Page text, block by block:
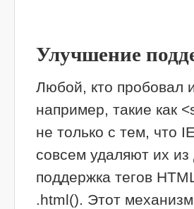
Улучшение
Любой, кто пробовал
например, такие как
не только с тем, что
совсем удаляют их
поддержка тегов
.html(). Этот